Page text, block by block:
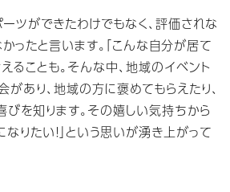
ツができたわけでもなく、評価されな
ったと⾔います。「こんな⾃分が居て
ることも。そんな中、地域のイベント
があり、地域の⽅に褒めてもらえたり、
びを知ります。その嬉しい気持ちから
りたい！」という思いが湧き上がって